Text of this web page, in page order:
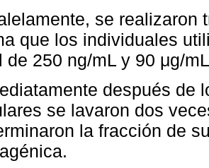
se realizaron
que los individuales
de 250 ng/mL y 90 μg/
después de
se lavaron dos
la fracción de